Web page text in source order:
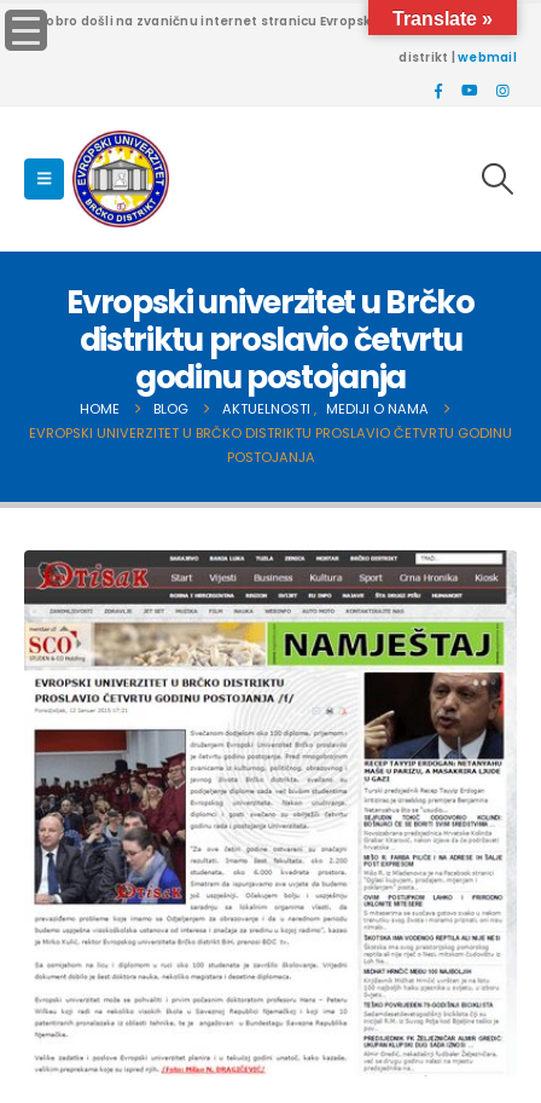
Dobro došli na zvaničnu internet stranicu Evropskog univerziteta Brčko
distrikt |webmail
Evropski univerzitet u Brčko
distriktu proslavio četvrtu
godinu postojanja
HOME BLOG AKTUELNOSTI , MEDIJI O NAMA
EVROPSKI UNIVERZITET U BRČKO DISTRIKTU PROSLAVIO ČETVRTU GODINU
POSTOJANJA
Translate »